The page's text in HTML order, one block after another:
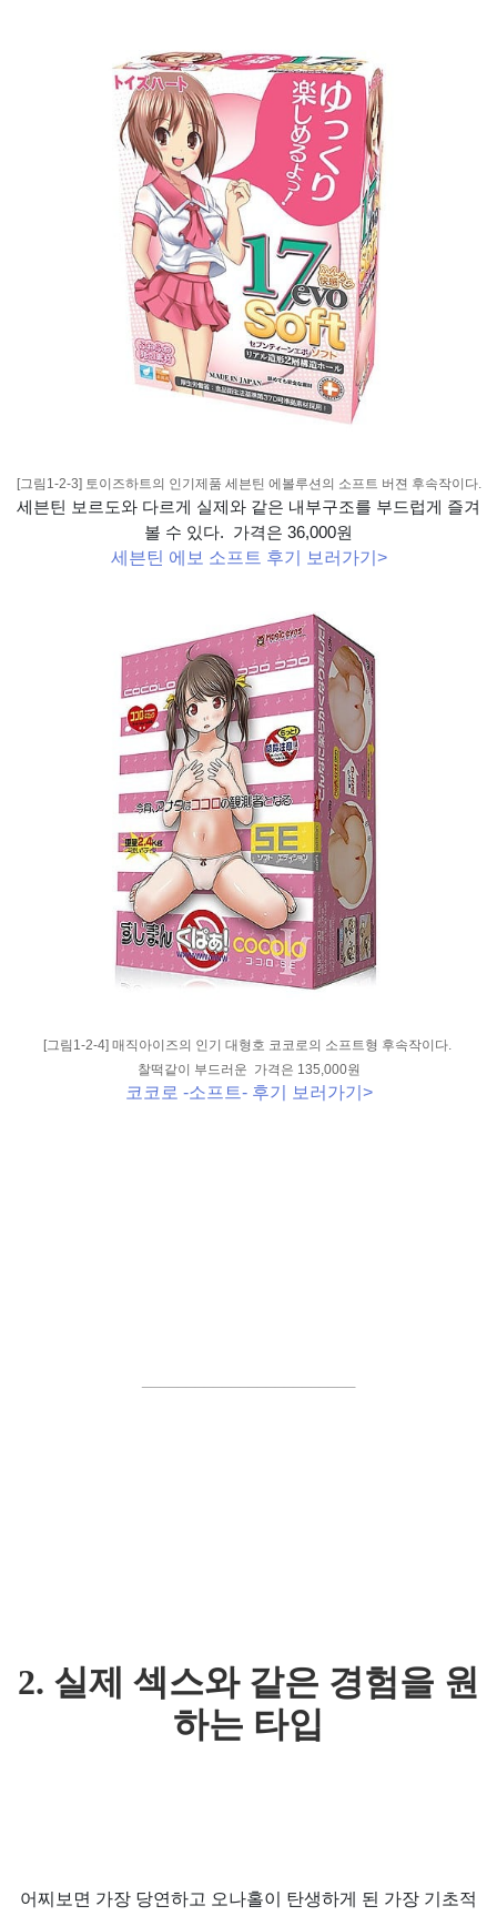
[그림1-2-3] 토이즈하트의 인기제품 세븐틴 에볼루션의 소프트 버젼 후속작이다.
세븐틴 보르도와 다르게 실제와 같은 내부구조를 부드럽게 즐겨
볼 수 있다. 가격은 36,000원
세븐틴 에보 소프트 후기 보러가기>
[그림1-2-4] 매직아이즈의 인기 대형호 코코로의 소프트형 후속작이다.
찰떡같이 부드러운 가격은 135,000원
코코로 -소프트- 후기 보러가기>
2. 실제 섹스와 같은 경험을 원
하는 타입
어찌보면 가장 당연하고 오나홀이 탄생하게 된 가장 기초적